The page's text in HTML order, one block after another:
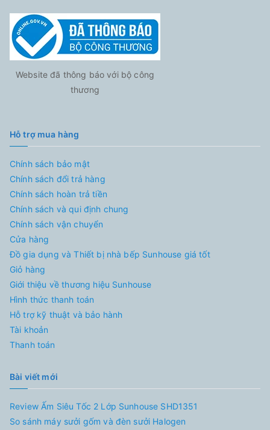
Website đã thông báo với bộ công
thương
Hỗ trợ mua hàng
Chính sách bảo mật
Chính sách đổi trả hàng
Chính sách hoàn trả tiền
Chính sách và qui định chung
Chính sách vận chuyển
Cửa hàng
Đồ gia dụng và Thiết bị nhà bếp Sunhouse giá tốt
Giỏ hàng
Giới thiệu về thương hiệu Sunhouse
Hình thức thanh toán
Hỗ trợ kỹ thuật và bảo hành
Tài khoản
Thanh toán
Bài viết mới
Review Ấm Siêu Tốc 2 Lớp Sunhouse SHD1351
So sánh máy sưởi gốm và đèn sưởi Halogen